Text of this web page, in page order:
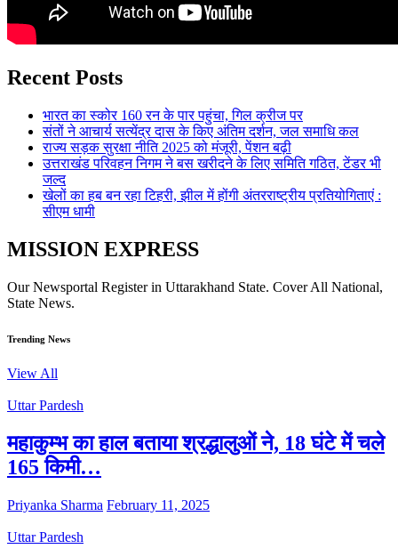
Recent Posts
भारत का स्कोर 160 रन के पार पहुंचा, गिल क्रीज पर
संतों ने आचार्य सत्येंद्र दास के किए अंतिम दर्शन, जल समाधि कल
राज्य सड़क सुरक्षा नीति 2025 को मंजूरी, पेंशन बढ़ी
उत्तराखंड परिवहन निगम ने बस खरीदने के लिए समिति गठित, टेंडर भी
जल्द
खेलों का हब बन रहा टिहरी, झील में होंगी अंतरराष्ट्रीय प्रतियोगिताएं :
सीएम धामी
MISSION EXPRESS
Our Newsportal Register in Uttarakhand State. Cover All National,
State News.
Trending News
View All
Uttar Pardesh
महाकुम्भ का हाल बताया श्रद्धालुओं ने, 18 घंटे में चले
165 किमी…
Priyanka Sharma February 11, 2025
Uttar Pardesh